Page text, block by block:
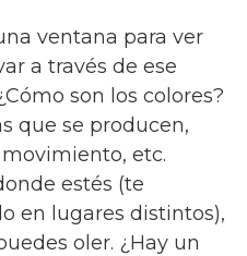
ventana para ver
a través de ese
son los colores?
que se producen,
etc.
estés (te
en lugares distintos),
oler. ¿Hay un